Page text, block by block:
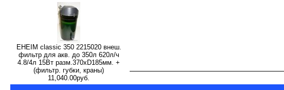
EHEIM classic 350 2215020 внеш.
фильтр для акв. до 350л 620л/ч
4.8/4л 15Вт разм.370хD185мм. +
(фильтр. губки, краны)
11,040.00руб.